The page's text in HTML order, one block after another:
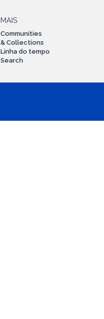
MAIS
Communities
& Collections
Linha do tempo
Search